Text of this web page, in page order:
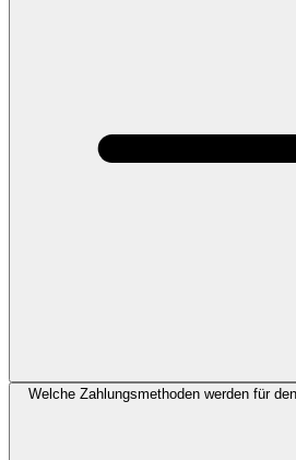
Welche Zahlungsmethoden werden für